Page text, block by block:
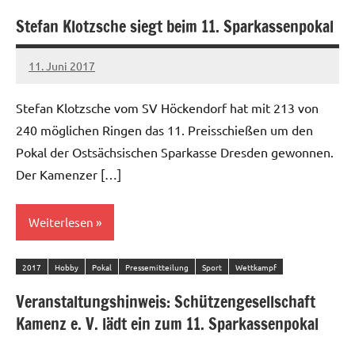
Stefan Klotzsche siegt beim 11. Sparkassenpokal
11. Juni 2017
admin
Stefan Klotzsche vom SV Höckendorf hat mit 213 von
240 möglichen Ringen das 11. Preisschießen um den
Pokal der Ostsächsischen Sparkasse Dresden gewonnen.
Der Kamenzer […]
Weiterlesen
2017 Hobby Pokal Pressemitteilung Sport Wettkampf
Veranstaltungshinweis: Schützengesellschaft
Kamenz e. V. lädt ein zum 11. Sparkassenpokal